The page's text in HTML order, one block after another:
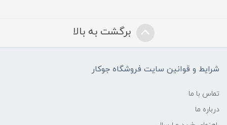
برگشت به بالا
شرایط و قوانین سایت فروشگاه جوکار
تماس با ما
درباره ما